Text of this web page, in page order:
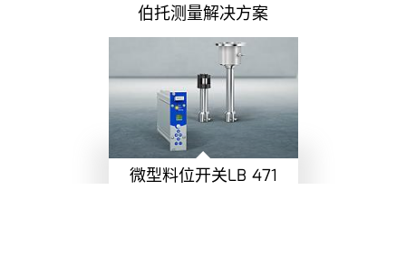
伯托测量解决方案
微型料位开关LB 471